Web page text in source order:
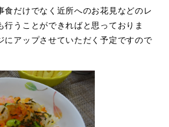
食だけでなく近所へのお花見などのレ
行うことができればと思っておりま
にアップさせていただく予定ですので